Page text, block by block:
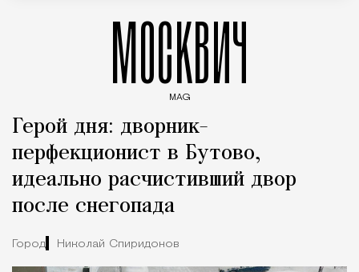
МОСКВИЧ
MAG
Герой дня: дворник-
перфекционист в Бутово,
идеально расчистивший двор
после снегопада
Город Николай Спиридонов